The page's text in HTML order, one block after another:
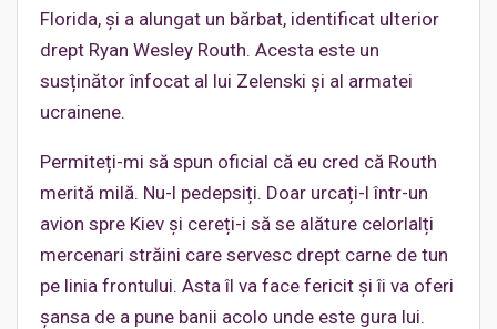
Florida, și a alungat un bărbat, identificat ulterior
drept Ryan Wesley Routh. Acesta este un
susținător înfocat al lui Zelenski și al armatei
ucrainene.
Permiteți-mi să spun oficial că eu cred că Routh
merită milă. Nu-l pedepsiți. Doar urcați-l într-un
avion spre Kiev și cereți-i să se alăture celorlalți
mercenari străini care servesc drept carne de tun
pe linia frontului. Asta îl va face fericit și îi va oferi
șansa de a pune banii acolo unde este gura lui.